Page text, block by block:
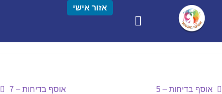
אזור אישי
אוסף בדיחות – 5 אוסף בדיחות – 7